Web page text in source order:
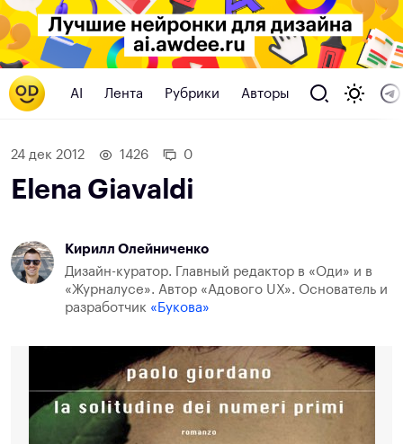
AI Лента Рубрики Авторы
24 дек 2012 1426 0
Elena Giavaldi
Кирилл Олейниченко
Дизайн-куратор. Главный редактор в «Оди» и в
«Журналусе». Автор «Адового UX». Основатель и
разработчик «Букова»